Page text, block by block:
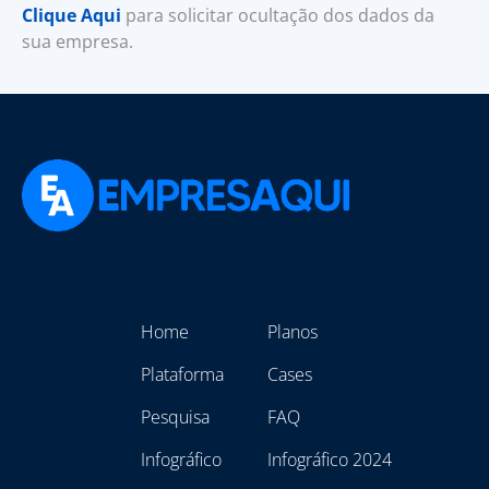
Clique Aqui para solicitar ocultação dos dados da
sua empresa.
Home
Plataforma
Pesquisa
Infográfico
Planos
Cases
FAQ
Infográfico 2024